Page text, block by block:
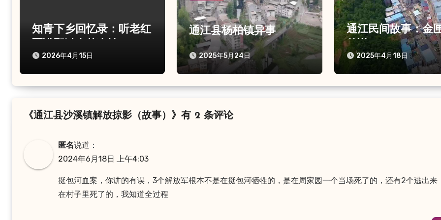
知青下乡回忆录：听老红
2026年4月15日
通江县杨柏镇异事
2025年5月24日
通江民间故事：金
传说
2025年4月18日
《通江县沙溪镇解放掠影（故事）》有 2 条评论
匿名说道：
2024年6月18日 上午4:03
挺包河血案，你讲的有误，3个解放军根本不是在挺包河牺牲的，是在周家园一个当场死了的，还有2个逃出来
在村子里死了的，我知道全过程